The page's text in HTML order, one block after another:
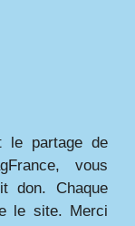
le partage de
vous
don. Chaque
le site. Merci